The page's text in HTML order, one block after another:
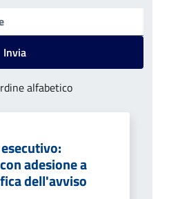
Invia
alfabetico
adesione a
dell'avviso